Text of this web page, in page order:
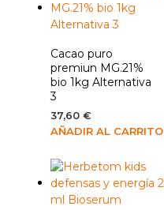
Cacao puro
premiun MG.21%
bio 1kg Alternativa
3
37,60€
AÑADIR AL CARRITO